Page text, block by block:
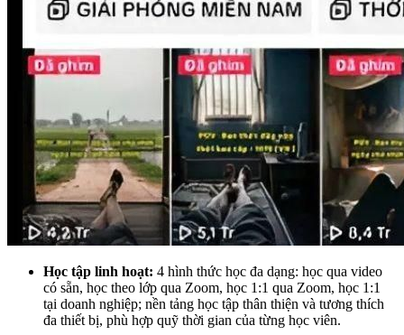
Học tập linh hoạt: 4 hình thức học đa dạng: học qua video
có sẵn, học theo lớp qua Zoom, học 1:1 qua Zoom, học 1:1
tại doanh nghiệp; nền tảng học tập thân thiện và tương thích
đa thiết bị, phù hợp quỹ thời gian của từng học viên.